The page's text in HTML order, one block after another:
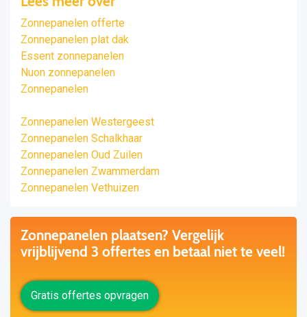
Zonnepanelen offerte
Zonnepanelen plat dak
Essent zonnepanelen
Nuon zonnepanelen
Zonnepanelen
Zonnepanelen Westergeest
Zonnepanelen Schalkhaar
Zonnepanelen Oud Zuilen
Zonnepanelen Zwammerdam
Zonnepanelen Vethuizen
Zonnepanelen plaatsen? Vergelijk
vrijblijvend 3 offertes en betaal niet te veel!
Gratis offertes opvragen